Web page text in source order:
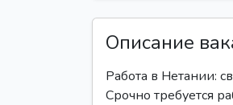
Описание
Работа в Нетании:
Срочно требуется